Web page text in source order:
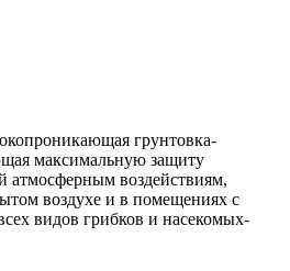
грунтовка-
максимальную защиту
атмосферным воздействиям,
воздухе и в помещениях с
видов грибков и насекомых-